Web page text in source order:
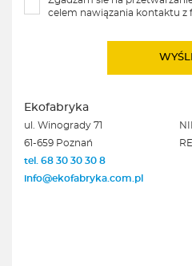
celem nawiązania kontaktu z
Ekofabryka
ul. Winogrady 71
61-659 Poznań
tel. 68 30 30 30 8
info@ekofabryka.com.pl